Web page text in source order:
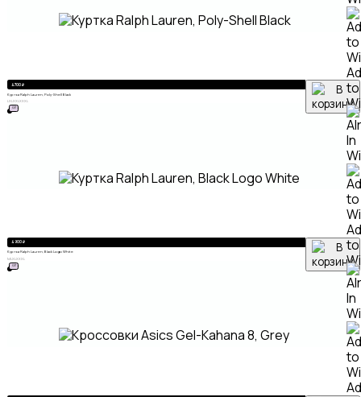
4 700₽
Куртка Ralph Lauren, Poly-Shell Black
LXLXXLXXXL
to
4 900₽
Куртка Ralph Lauren, Black Logo White
ML XL XXXL
ХИТ
to
ХИТ